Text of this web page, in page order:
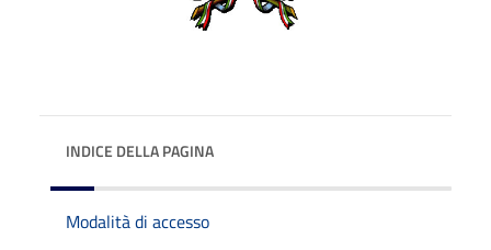
INDICE DELLA PAGINA
Modalità di accesso